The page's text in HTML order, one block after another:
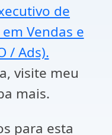
de
Vendas e
/ Ads).
visite meu
mais.
para esta